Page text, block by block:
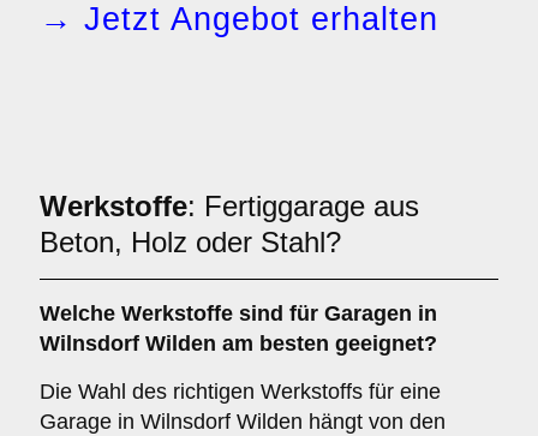
→ Jetzt Angebot erhalten
Werkstoffe: Fertiggarage aus
Beton, Holz oder Stahl?
Welche Werkstoffe sind für Garagen in
Wilnsdorf Wilden am besten geeignet?
Die Wahl des richtigen Werkstoffs für eine
Garage in Wilnsdorf Wilden hängt von den